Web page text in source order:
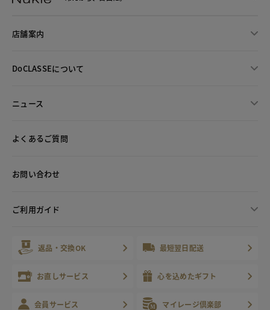
店舗案内
DoCLASSEについて
ニュース
よくあるご質問
お問い合わせ
ご利用ガイド
返品・交換OK 最短翌日配送
お直しサービス 心を込めたギフト
会員サービス マイレージ倶楽部